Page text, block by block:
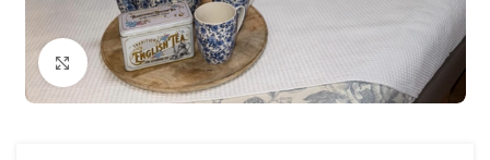
Agrandir